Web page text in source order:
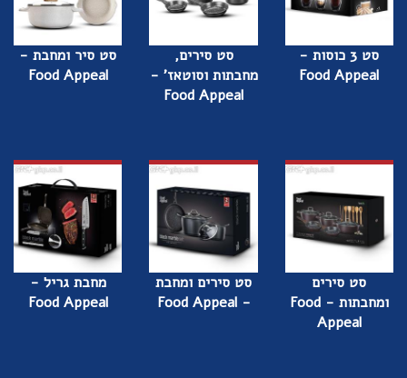
סט 3 כוסות -
Food Appeal
סט סירים,
מחבתות וסוטאז' -
Food Appeal
סט סיר ומחבת -
Food Appeal
סט סירים
ומחבתות - Food
Appeal
סט סירים ומחבת
- Food Appeal
מחבת גריל -
Food Appeal